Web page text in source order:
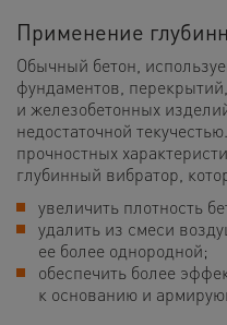
Применение
Обычный бетон,
фундаментов,
и железобетонных
недостаточной
прочностных
глубинный вибратор,
увеличить плотность
удалить из смеси
ее более однородной;
обеспечить более
к основанию и